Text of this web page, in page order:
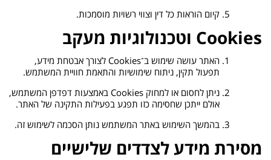
קיום הוראות כל דין וצווי רשויות מוסמכות.
Cookies וטכנולוגיות מעקב
האתר עושה שימוש ב־Cookies לצורך אבטחת מידע,
תפעול תקין, ניתוח שימושיות והתאמת חוויית המשתמש.
ניתן לחסום או למחוק Cookies באמצעות דפדפן המשתמש,
אולם ייתכן שחסימה כזו תפגע בפעילות התקינה של האתר.
בהמשך השימוש באתר המשתמש נותן הסכמה לשימוש זה.
מסירת מידע לצדדים שלישיים